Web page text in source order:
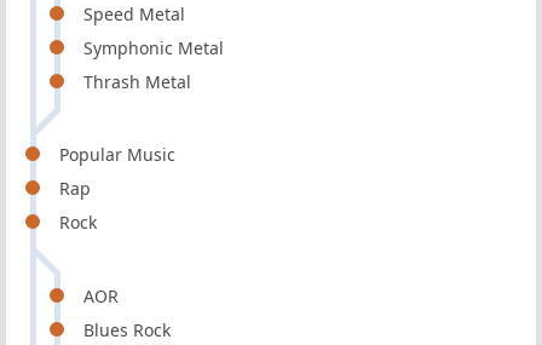
Speed Metal
Symphonic Metal
Thrash Metal
Popular Music
Rap
Rock
AOR
Blues Rock